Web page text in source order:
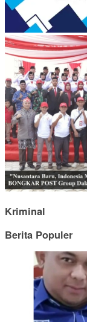
Kriminal
Berita Populer